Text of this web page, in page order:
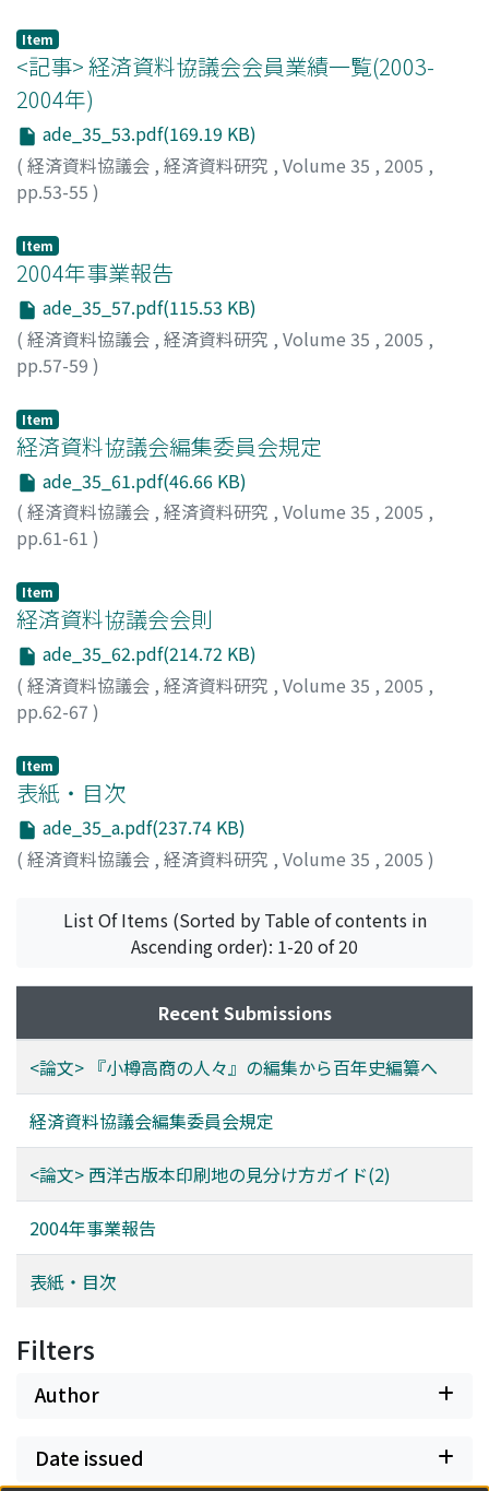
Item
<記事> 経済資料協議会会員業績一覧(2003-
2004年)
ade_35_53.pdf(169.19 KB)
( 経済資料協議会 , 経済資料研究 , Volume 35 , 2005 ,
pp.53-55 )
Item
2004年事業報告
ade_35_57.pdf(115.53 KB)
( 経済資料協議会 , 経済資料研究 , Volume 35 , 2005 ,
pp.57-59 )
Item
経済資料協議会編集委員会規定
ade_35_61.pdf(46.66 KB)
( 経済資料協議会 , 経済資料研究 , Volume 35 , 2005 ,
pp.61-61 )
Item
経済資料協議会会則
ade_35_62.pdf(214.72 KB)
( 経済資料協議会 , 経済資料研究 , Volume 35 , 2005 ,
pp.62-67 )
Item
表紙・目次
ade_35_a.pdf(237.74 KB)
( 経済資料協議会 , 経済資料研究 , Volume 35 , 2005 )
List Of Items (Sorted by Table of contents in
Ascending order): 1-20 of 20
Recent Submissions
<論文> 『小樽高商の人々』の編集から百年史編纂へ
経済資料協議会編集委員会規定
<論文> 西洋古版本印刷地の見分け方ガイド(2)
2004年事業報告
表紙・目次
Filters
Author
Date issued